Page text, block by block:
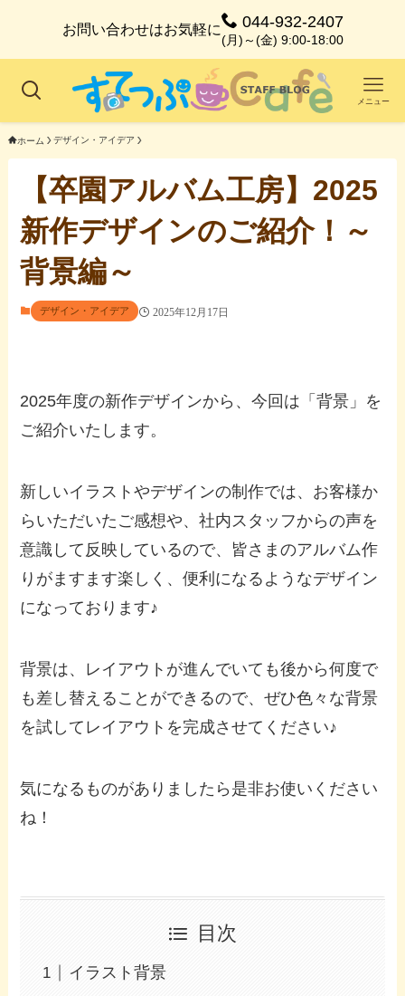
お問い合わせはお気軽に 044-932-2407
(月)～(金) 9:00-18:00
メニュー
ホーム デザイン・アイデア
【卒園アルバム工房】2025
新作デザインのご紹介！～
背景編～
デザイン・アイデア 2025年12月17日
2025年度の新作デザインから、今回は「背景」を
ご紹介いたします。
新しいイラストやデザインの制作では、お客様か
らいただいたご感想や、社内スタッフからの声を
意識して反映しているので、皆さまのアルバム作
りがますます楽しく、便利になるようなデザイン
になっております♪
背景は、レイアウトが進んでいても後から何度で
も差し替えることができるので、ぜひ色々な背景
を試してレイアウトを完成させてください♪
気になるものがありましたら是非お使いください
ね！
目次
イラスト背景